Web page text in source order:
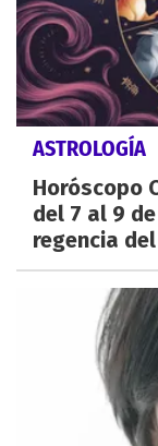
ASTROLOGÍA
Horóscopo
del 7 al 9
regencia